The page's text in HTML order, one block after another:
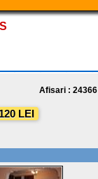
Afisari : 24366
LEI